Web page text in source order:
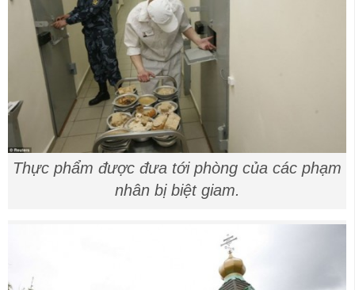
Thực phẩm được đưa tới phòng của các phạm
nhân bị biệt giam.